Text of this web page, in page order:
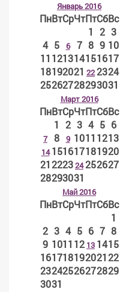
Январь 2016
ПнВтСрЧтПтСбВс
1
2 3
4 5 6 7 8 9 10
11 121314151617
18192021 222324
25262728293031
Март 2016
ПнВтСрЧтПтСбВс
1
2 3 4 5 6
7 8 9 1011 1213
14 151617181920
21222324252627
28293031
Май 2016
ПнВтСрЧтПтСбВс
1
2 3 4 5 6 7 8
9 1011 12 13 1415
16171819202122
23242526272829
3031